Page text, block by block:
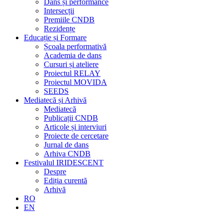
Dans și performance
Intersecții
Premiile CNDB
Rezidențe
Educație și Formare
Școala performativă
Academia de dans
Cursuri și ateliere
Proiectul RELAY
Proiectul MOVIDA
SEEDS
Mediatecă și Arhivă
Mediatecă
Publicații CNDB
Articole și interviuri
Proiecte de cercetare
Jurnal de dans
Arhiva CNDB
Festivalul IRIDESCENT
Despre
Ediția curentă
Arhivă
RO
EN